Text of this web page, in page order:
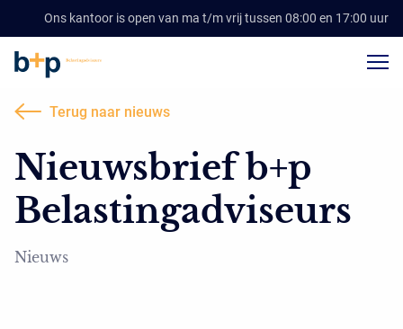
Ons kantoor is open van ma t/m vrij tussen 08:00 en 17:00 uur
Terug naar nieuws
Nieuwsbrief b+p
Belastingadviseurs
Nieuws